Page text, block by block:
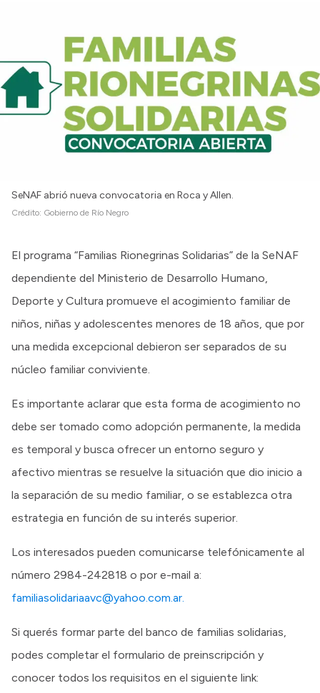
Compras y licitaciones
Consulta de expedientes
Consulta de pago a proveedores
Convocatorias
SeNAF abrió nueva convocatoria en Roca y Allen.
Crédito: Gobierno de Río Negro
El programa “Familias Rionegrinas Solidarias” de la SeNAF
dependiente del Ministerio de Desarrollo Humano,
Deporte y Cultura promueve el acogimiento familiar de
niños, niñas y adolescentes menores de 18 años, que por
una medida excepcional debieron ser separados de su
núcleo familiar conviviente.
Es importante aclarar que esta forma de acogimiento no
debe ser tomado como adopción permanente, la medida
es temporal y busca ofrecer un entorno seguro y
afectivo mientras se resuelve la situación que dio inicio a
la separación de su medio familiar, o se establezca otra
estrategia en función de su interés superior.
Los interesados pueden comunicarse telefónicamente al
número 2984-242818 o por e-mail a:
familiasolidariaavc@yahoo.com.ar.
Si querés formar parte del banco de familias solidarias,
podes completar el formulario de preinscripción y
conocer todos los requisitos en el siguiente link: